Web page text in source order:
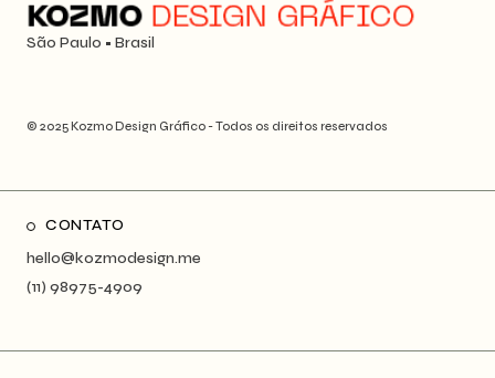
São Paulo • Brasil
© 2025 Kozmo Design Gráfico - Todos os direitos reservados
CONTATO
hello@kozmodesign.me
(11) 98975-4909